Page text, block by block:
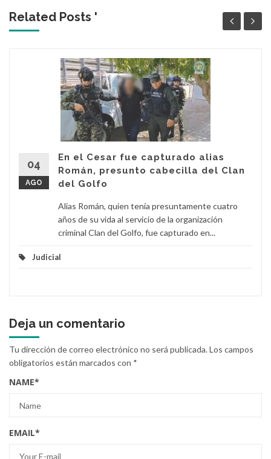
Related Posts '
04
AGO
En el Cesar fue capturado alias
Román, presunto cabecilla del Clan
del Golfo
Alias Román, quien tenía presuntamente cuatro
años de su vida al servicio de la organización
criminal Clan del Golfo, fue capturado en...
Judicial
Deja un comentario
Tu dirección de correo electrónico no será publicada.Los campos
obligatorios están marcados con *
NAME*
EMAIL*